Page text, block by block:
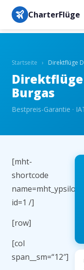
CharterFlüge
Startseite › Direktflüge
Direktflüge
Burgas
Bestpreis-Garantie ·
[mht-
shortcode
id=1 /]
[row]
[col
span__sm=“12″]